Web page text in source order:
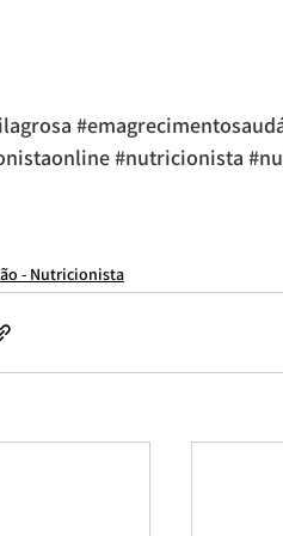
#nutricionista
- Nutricionista